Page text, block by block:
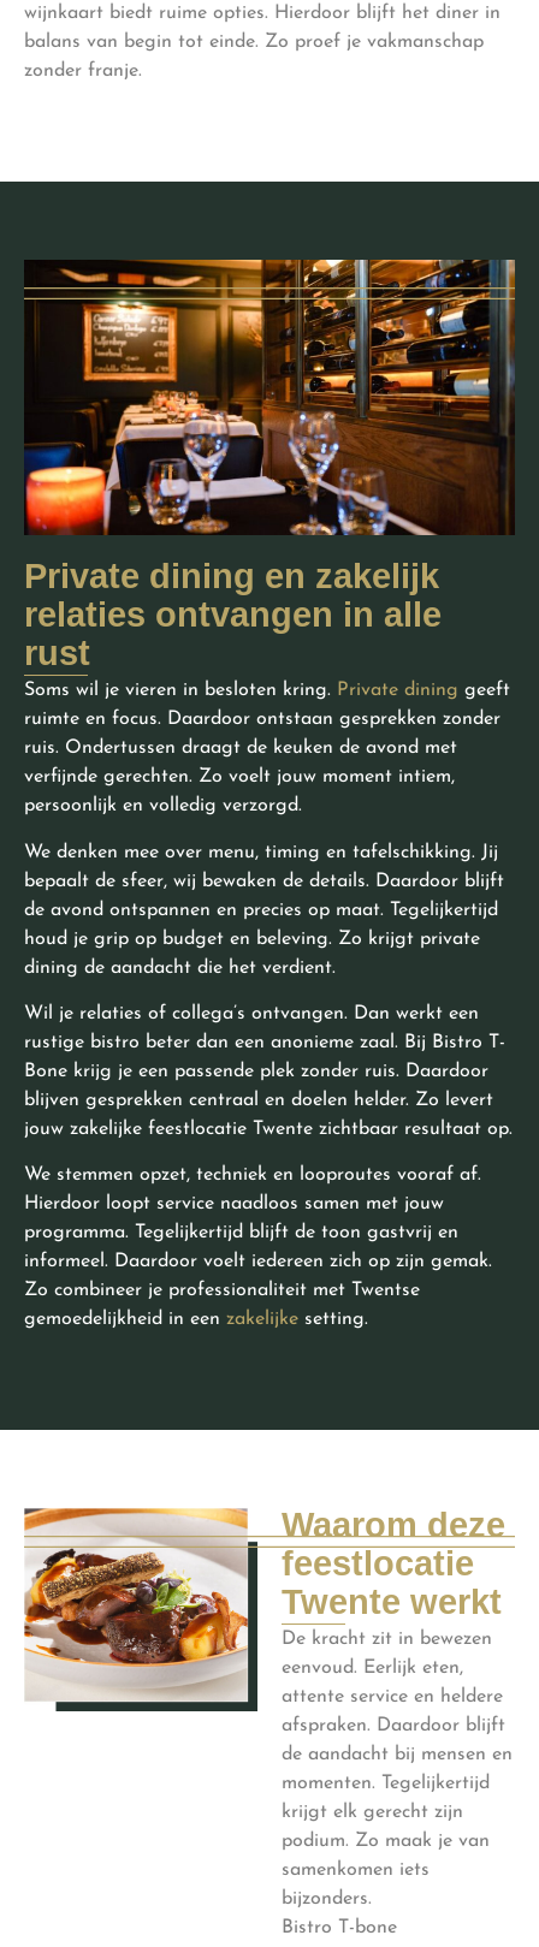
wijnkaart biedt ruime opties. Hierdoor blijft het diner in
balans van begin tot einde. Zo proef je vakmanschap
zonder franje.
Private dining en zakelijk
relaties ontvangen in alle
rust
Soms wil je vieren in besloten kring. Private dining geeft
ruimte en focus. Daardoor ontstaan gesprekken zonder
ruis. Ondertussen draagt de keuken de avond met
verfijnde gerechten. Zo voelt jouw moment intiem,
persoonlijk en volledig verzorgd.
We denken mee over menu, timing en tafelschikking. Jij
bepaalt de sfeer, wij bewaken de details. Daardoor blijft
de avond ontspannen en precies op maat. Tegelijkertijd
houd je grip op budget en beleving. Zo krijgt private
dining de aandacht die het verdient.
Wil je relaties of collega’s ontvangen. Dan werkt een
rustige bistro beter dan een anonieme zaal. Bij Bistro T-
Bone krijg je een passende plek zonder ruis. Daardoor
blijven gesprekken centraal en doelen helder. Zo levert
jouw zakelijke feestlocatie Twente zichtbaar resultaat op.
We stemmen opzet, techniek en looproutes vooraf af.
Hierdoor loopt service naadloos samen met jouw
programma. Tegelijkertijd blijft de toon gastvrij en
informeel. Daardoor voelt iedereen zich op zijn gemak.
Zo combineer je professionaliteit met Twentse
gemoedelijkheid in een zakelijke setting.
Waarom deze
feestlocatie
Twente werkt
De kracht zit in bewezen
eenvoud. Eerlijk eten,
attente service en heldere
afspraken. Daardoor blijft
de aandacht bij mensen en
momenten. Tegelijkertijd
krijgt elk gerecht zijn
podium. Zo maak je van
samenkomen iets
bijzonders.
Bistro T-bone